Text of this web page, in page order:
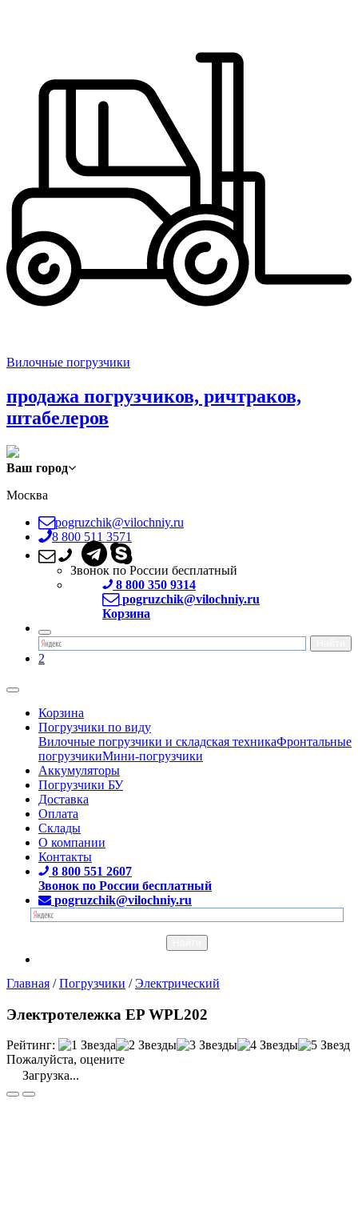
Вилочные погрузчики
продажа погрузчиков, ричтраков,
штабелеров
Ваш город
Москва
pogruzchik@vilochniy.ru
8 800 511 3571
Звонок по России бесплатный
8 800 350 9314
pogruzchik@vilochniy.ru
Корзина
2
Корзина
Погрузчики по виду
Вилочные погрузчики и складская техникаФронтальные
погрузчикиМини-погрузчики
Аккумуляторы
Погрузчики БУ
Доставка
Оплата
Склады
О компании
Контакты
8 800 551 2607
Звонок по России бесплатный
pogruzchik@vilochniy.ru
Главная /Погрузчики /Электрический
Электротележка EP WPL202
Рейтинг:
Пожалуйста, оцените
Загрузка...